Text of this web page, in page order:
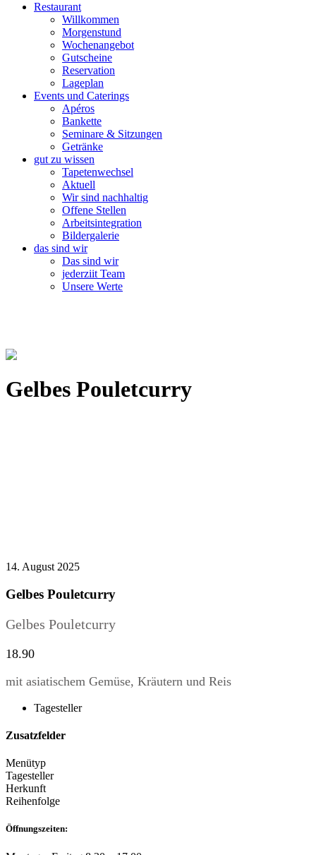
Restaurant
Willkommen
Morgenstund
Wochenangebot
Gutscheine
Reservation
Lageplan
Events und Caterings
Apéros
Bankette
Seminare & Sitzungen
Getränke
gut zu wissen
Tapetenwechsel
Aktuell
Wir sind nachhaltig
Offene Stellen
Arbeitsintegration
Bildergalerie
das sind wir
Das sind wir
jederziit Team
Unsere Werte
Gelbes Pouletcurry
14. August 2025
Gelbes Pouletcurry
Gelbes Pouletcurry
18.90
mit asiatischem Gemüse, Kräutern und Reis
Tagesteller
Zusatzfelder
Menütyp
Tagesteller
Herkunft
Reihenfolge
Öffnungszeiten: